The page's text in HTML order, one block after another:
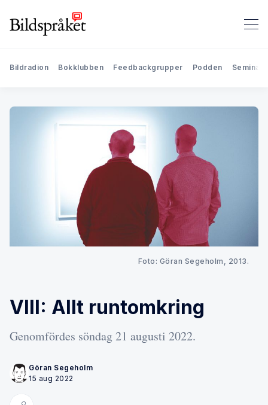
Bildradion Bokklubben Feedbackgrupper Podden
Foto: Göran Segeholm, 2013.
VIII: Allt runtomkring
Genomfördes söndag 21 augusti 2022.
Göran Segeholm
15 aug 2022